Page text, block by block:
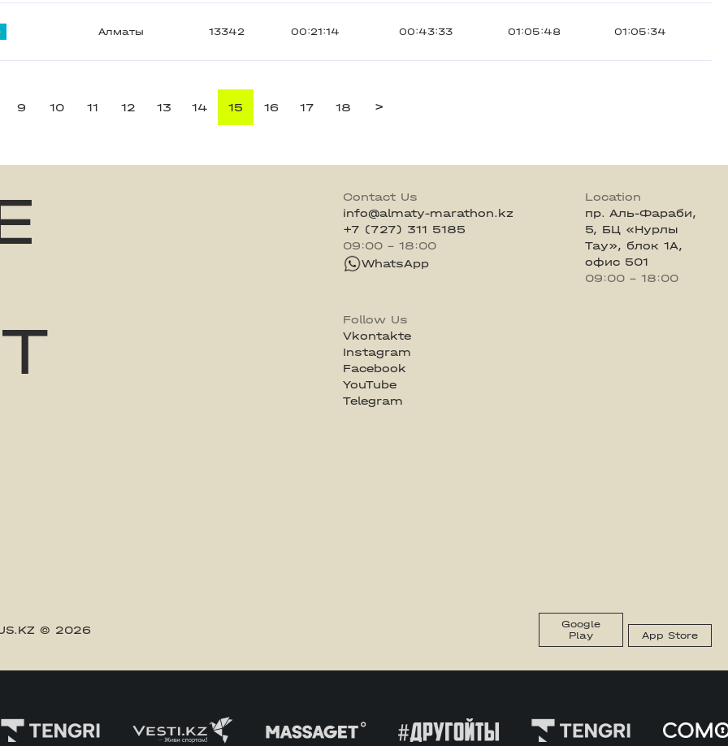
Алматы 13342 00:21:14 00:43:33 01:05:48 01:05:34
9 10 11 12 13 14 15 16 17 18 >
Contact Us
info@almaty-marathon.kz
+7 (727) 311 5185
09:00 - 18:00
WhatsApp
Location
пр. Аль-Фараби,
5, БЦ «Нурлы
Тау», блок 1А,
офис 501
09:00 - 18:00
Follow Us
Vkontakte
Instagram
Facebook
YouTube
Telegram
© 2026
Google
Play
App Store